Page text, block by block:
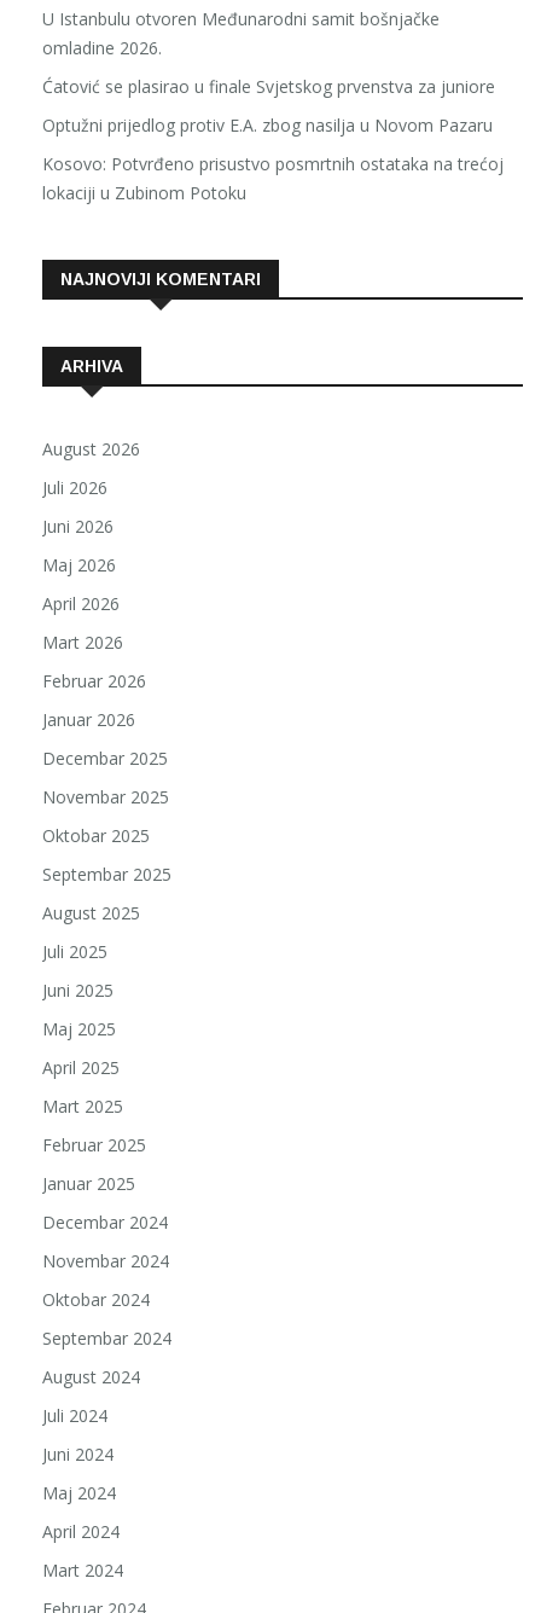
U Istanbulu otvoren Međunarodni samit bošnjačke
omladine 2026.
Ćatović se plasirao u finale Svjetskog prvenstva za juniore
Optužni prijedlog protiv E.A. zbog nasilja u Novom Pazaru
Kosovo: Potvrđeno prisustvo posmrtnih ostataka na trećoj
lokaciji u Zubinom Potoku
NAJNOVIJI KOMENTARI
ARHIVA
August 2026
Juli 2026
Juni 2026
Maj 2026
April 2026
Mart 2026
Februar 2026
Januar 2026
Decembar 2025
Novembar 2025
Oktobar 2025
Septembar 2025
August 2025
Juli 2025
Juni 2025
Maj 2025
April 2025
Mart 2025
Februar 2025
Januar 2025
Decembar 2024
Novembar 2024
Oktobar 2024
Septembar 2024
August 2024
Juli 2024
Juni 2024
Maj 2024
April 2024
Mart 2024